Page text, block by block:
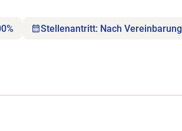
Stellenantritt: Nach Vereinbarung